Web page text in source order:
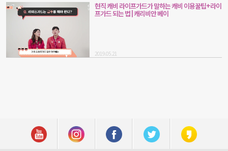
현직 캐비 라이프가드가 말하는 캐비 이용꿀팁+라이
프가드 되는 법 | 캐리비안 베이
2019.05.21